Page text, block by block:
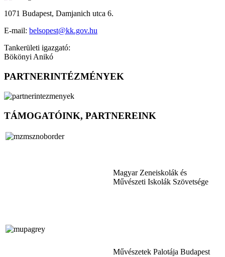
1071 Budapest, Damjanich utca 6.
E-mail: belsopest@kk.gov.hu
Tankerületi igazgató:
Bökönyi Anikó
PARTNERINTÉZMÉNYEK
TÁMOGATÓINK, PARTNEREINK
Magyar Zeneiskolák és
Művészeti Iskolák Szövetsége
Művészetek Palotája Budapest